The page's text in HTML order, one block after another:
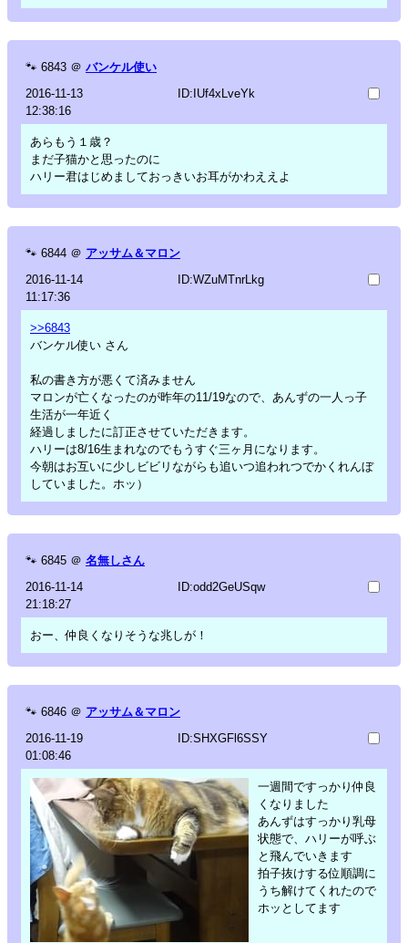
🐾 6843 ＠ バンケル使い
2016-11-13
12:38:16
ID:IUf4xLveYk
あらもう１歳？
まだ子猫かと思ったのに
ハリー君はじめましておっきいお耳がかわええよ
🐾 6844 ＠ アッサム＆マロン
2016-11-14
11:17:36
ID:WZuMTnrLkg
>>6843
バンケル使い さん
私の書き方が悪くて済みません
マロンが亡くなったのが昨年の11/19なので、あんずの一人っ子
生活が一年近く
経過しましたに訂正させていただきます。
ハリーは8/16生まれなのでもうすぐ三ヶ月になります。
今朝はお互いに少しビビリながらも追いつ追われつでかくれんぼ
していました。ホッ）
🐾 6845 ＠ 名無しさん
2016-11-14
21:18:27
ID:odd2GeUSqw
おー、仲良くなりそうな兆しが！
🐾 6846 ＠ アッサム＆マロン
2016-11-19
01:08:46
ID:SHXGFl6SSY
一週間ですっかり仲良
くなりました
あんずはすっかり乳母
状態で、ハリーが呼ぶ
と飛んでいきます
拍子抜けする位順調に
うち解けてくれたので
ホッとしてます